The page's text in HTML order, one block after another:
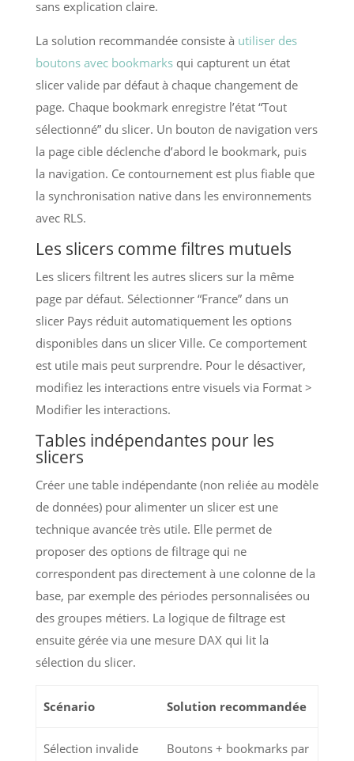
sans explication claire.
La solution recommandée consiste à utiliser des
boutons avec bookmarksqui capturent un état
slicer valide par défaut à chaque changement de
page. Chaque bookmark enregistre l’état “Tout
sélectionné” du slicer. Un bouton de navigation vers
la page cible déclenche d’abord le bookmark, puis
la navigation. Ce contournement est plus fiable que
la synchronisation native dans les environnements
avec RLS.
Les slicers comme filtres mutuels
Les slicers filtrent les autres slicers sur la même
page par défaut. Sélectionner “France” dans un
slicer Pays réduit automatiquement les options
disponibles dans un slicer Ville. Ce comportement
est utile mais peut surprendre. Pour le désactiver,
modifiez les interactions entre visuels via Format >
Modifier les interactions.
Tables indépendantes pour les
slicers
Créer une table indépendante (non reliée au modèle
de données) pour alimenter un slicer est une
technique avancée très utile. Elle permet de
proposer des options de filtrage qui ne
correspondent pas directement à une colonne de la
base, par exemple des périodes personnalisées ou
des groupes métiers. La logique de filtrage est
ensuite gérée via une mesure DAX qui lit la
sélection du slicer.
Scénario Solution recommandée
Sélection invalide
Boutons + bookmarks par